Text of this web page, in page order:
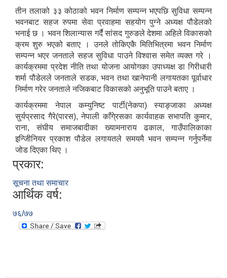
तीन तलाको ३३ कोठाको भवन निर्माण सम्पन्न भएपछि सुविधा सम्पन्न
भवनबाट सहज रुपमा सेवा प्रवाहमा सहयोग पुग्ने अध्यक्ष पौडेलको
भनाई छ । भवन शिलान्यास गर्दै सांसद गुरुङले देशमा अहिले विकासको
क्रम शुरु भएको बताए । उनले तोकिएकै मितिभित्रमा भवन निर्माण
सम्पन्न भएर जनताले सहज सुविधा पाउने विश्वास समेत व्यक्त गरे ।
कार्यक्रममा प्रदेश नीति तथा योजना आयोगका उपाध्यक्ष डा गिरीधारी
शर्मा पौडेलले जनताले सडक, भवन तथा खानेपानी लगायतका पूर्वाधार
निर्माण गरेर जनताले नजिकबाट विकासको अनुभूति पाउने बताए ।
कार्यक्रममा नेपाल कम्युनिष्ट पार्टी(नेकपा) स्याङ्जाका अध्यक्ष
सुर्यप्रसाद गैरे(पारस), नेपाली काँगे्रसका कार्यवाहक सभापति कुमार,
राना, संघीय समाजबादीका ख्यामनाराय ढकाल, गाउँपालिकाका
इन्जिीनियर प्रकाश पौडेल लगायतले समयमै भवन सम्पन्न गर्नुपर्नेमा
जोड दिएका थिए ।
प्रकार:
सूचना तथा समाचार
आर्थिक वर्ष:
७६/७७